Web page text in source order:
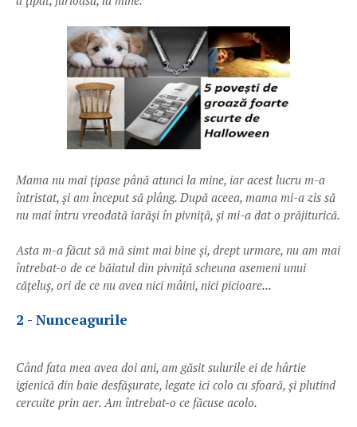
Mama nu mai țipase până atunci la mine, iar acest lucru m-a
întristat, și am început să plâng. După aceea, mama mi-a zis să
nu mai întru vreodată iarăși în pivniță, și mi-a dat o prăjiturică.
Asta m-a făcut să mă simt mai bine și, drept urmare, nu am mai
întrebat-o de ce băiatul din pivniță scheuna asemeni unui
cățeluș, ori de ce nu avea nici mâini, nici picioare...
2 - Nunceagurile
Când fata mea avea doi ani, am găsit sulurile ei de hârtie
igienică din baie desfășurate, legate ici colo cu sfoară, și plutind
cercuite prin aer. Am întrebat-o ce făcuse acolo.